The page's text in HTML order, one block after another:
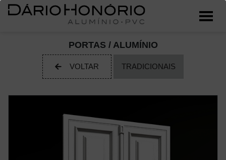
PORTAS / ALUMÍNIO
VOLTAR TRADICIONAIS